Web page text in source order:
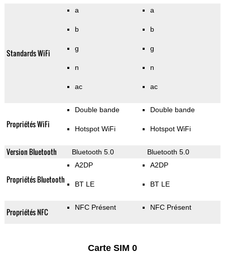
Standards WiFi
a
b
g
n
ac
a
b
g
n
ac
Propriétés WiFi
Double bande
Hotspot WiFi
Double bande
Hotspot WiFi
Version Bluetooth Bluetooth 5.0 Bluetooth 5.0
Propriétés Bluetooth
A2DP
BT LE
A2DP
BT LE
Propriétés NFC NFC Présent NFC Présent
Carte SIM 0